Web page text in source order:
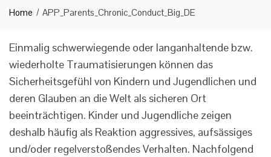
Home APP_Parents_Chronic_Conduct_Big_DE
Einmalig schwerwiegende oder langanhaltende bzw.
wiederholte Traumatisierungen können das
Sicherheitsgefühl von Kindern und Jugendlichen und
deren Glauben an die Welt als sicheren Ort
beeinträchtigen. Kinder und Jugendliche zeigen
deshalb häufig als Reaktion aggressives, aufsässiges
und/oder regelverstoßendes Verhalten. Nachfolgend